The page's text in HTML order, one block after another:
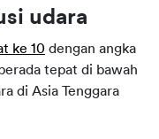
udara
ke 10 dengan angka
tepat di bawah
di Asia Tenggara